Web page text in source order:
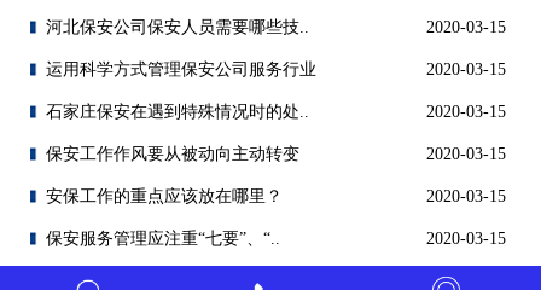
河北保安公司保安人员需要哪些技.. 2020-03-15
运用科学方式管理保安公司服务行业 2020-03-15
石家庄保安在遇到特殊情况时的处.. 2020-03-15
保安工作作风要从被动向主动转变 2020-03-15
安保工作的重点应该放在哪里？ 2020-03-15
保安服务管理应注重“七要”、“.. 2020-03-15